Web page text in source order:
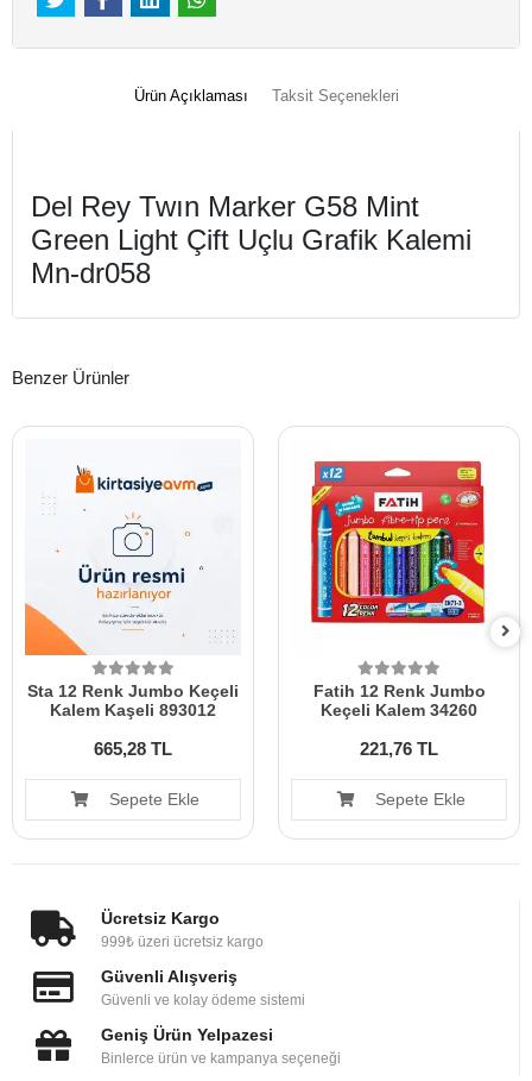
Ürün Açıklaması Taksit Seçenekleri
Del Rey Twın Marker G58 Mint
Green Light Çift Uçlu Grafik Kalemi
Mn-dr058
Benzer Ürünler
Sta 12 Renk Jumbo Keçeli
Kalem Kaşeli 893012
665,28 TL
Sepete Ekle
Fatih 12 Renk Jumbo
Keçeli Kalem 34260
221,76 TL
Sepete Ekle
Ücretsiz Kargo
999₺ üzeri ücretsiz kargo
Güvenli Alışveriş
Güvenli ve kolay ödeme sistemi
Geniş Ürün Yelpazesi
Binlerce ürün ve kampanya seçeneği